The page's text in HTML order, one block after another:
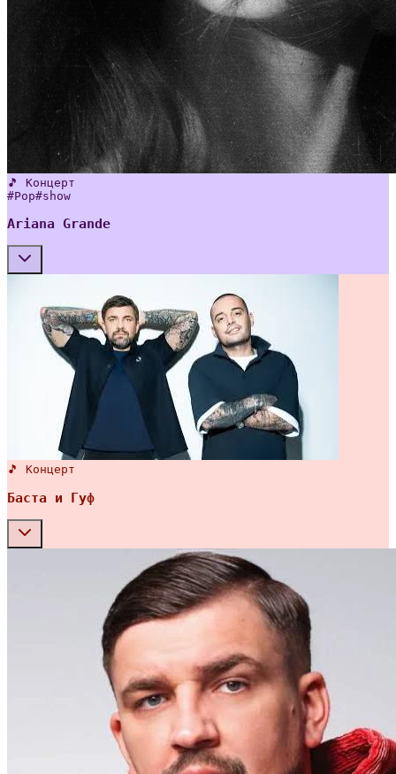
🎵 Концерт
#Pop#show
Ariana Grande
🎵 Концерт
Баста и Гуф